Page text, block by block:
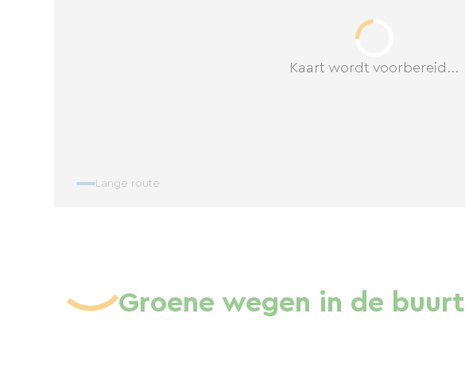
Kaart wordt voorbereid...
Lange route
Groene wegen in de buurt